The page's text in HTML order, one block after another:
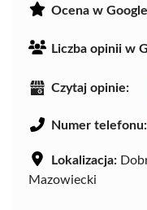
Ocena w
Liczba opinii w
Czytaj opinie:
Numer telefonu:
Lokalizacja:
Mazowiecki